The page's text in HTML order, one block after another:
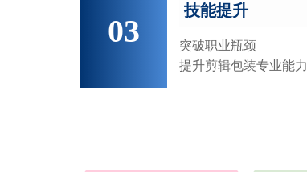
03
技能提升
突破职业瓶颈
提升剪辑包装专业能力